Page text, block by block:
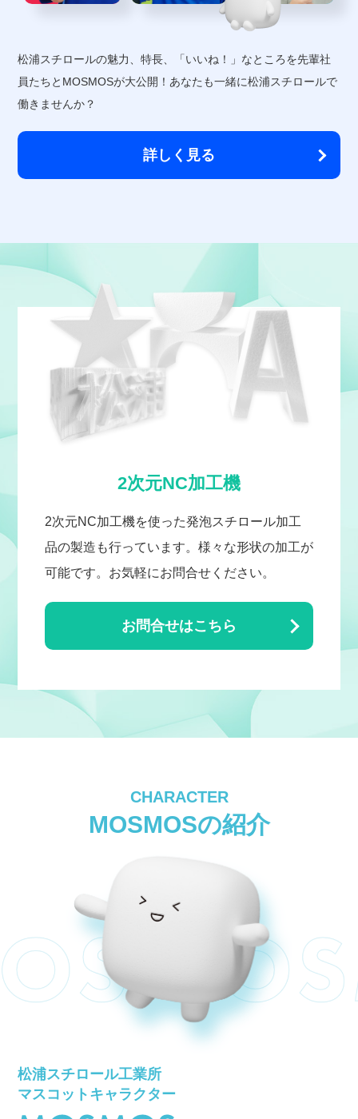
松浦スチロールの魅力、特長、「いいね！」なところを先輩社
員たちとMOSMOSが大公開！あなたも一緒に松浦スチロールで
働きませんか？
詳しく見る
2次元NC加工機
2次元NC加工機を使った発泡スチロール加工
品の製造も行っています。様々な形状の加工が
可能です。お気軽にお問合せください。
お問合せはこちら
CHARACTER
MOSMOSの紹介
松浦スチロール工業所
マスコットキャラクター